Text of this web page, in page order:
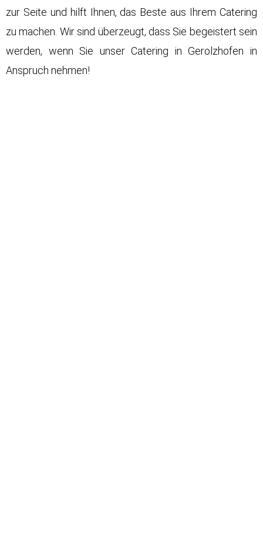
zur Seite und hilft Ihnen, das Beste aus Ihrem Catering
zu machen. Wir sind überzeugt, dass Sie begeistert sein
werden, wenn Sie unser Catering in Gerolzhofen in
Anspruch nehmen!